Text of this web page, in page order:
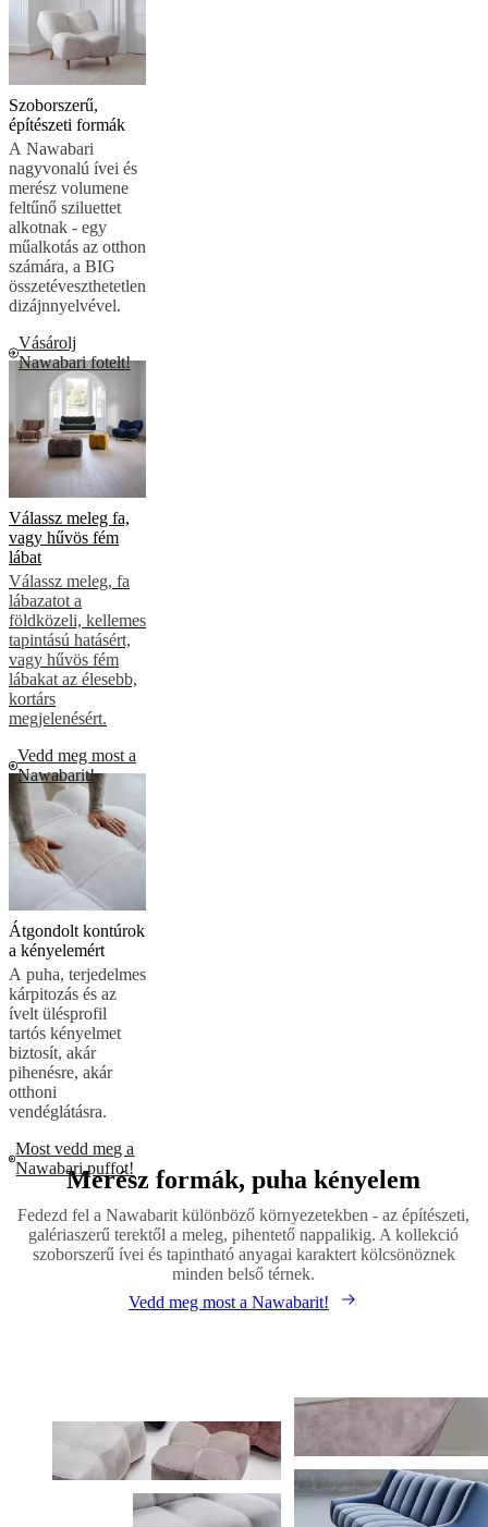
news
Szoborszerű,
építészeti formák
A Nawabari
nagyvonalú ívei és
merész volumene
feltűnő sziluettet
alkotnak - egy
műalkotás az otthon
számára, a BIG
összetéveszthetetlen
dizájnnyelvével.
Vásárolj
Nawabari fotelt!
Válassz meleg fa,
vagy hűvös fém
lábat
Válassz meleg, fa
lábazatot a
földközeli, kellemes
tapintású hatásért,
vagy hűvös fém
lábakat az élesebb,
kortárs
megjelenésért.
Vedd meg most a
Nawabarit!
Átgondolt kontúrok
a kényelemért
A puha, terjedelmes
kárpitozás és az
ívelt ülésprofil
tartós kényelmet
biztosít, akár
pihenésre, akár
otthoni
vendéglátásra.
Most vedd meg a
Nawabari puffot!
Merész formák, puha kényelem
Fedezd fel a Nawabarit különböző környezetekben - az építészeti,
galériaszerű terektől a meleg, pihentető nappalikig. A kollekció
szoborszerű ívei és tapintható anyagai karaktert kölcsönöznek
minden belső térnek.
Vedd meg most a Nawabarit!